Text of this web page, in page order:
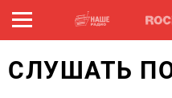
СЛУШАТЬ